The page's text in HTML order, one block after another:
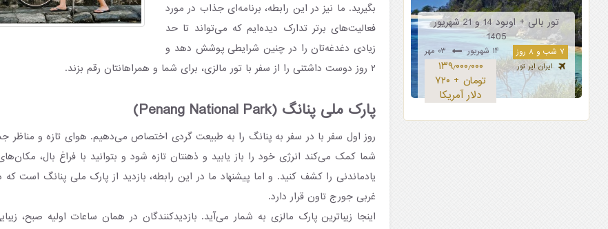
بگیرید. ما نیز در این رابطه، برنامه‌ای جذاب در مورد
فعالیت‌های برتر تدارک دیده‌ایم که می‌تواند تا حد
زیادی دغدغه‌تان را در چنین شرایطی پوشش دهد و
۲ روز دوست داشتنی را از سفر با تور مالزی، برای شما و همراهانتان رقم بزند.
پارک ملی پنانگ (Penang National Park)
روز اول سفر با در سفر به پنانگ را به طبیعت گردی اختصاص می‌دهیم. هوای تازه و مناظر
شما کمک می‌کند انرژی خود را باز یابید و ذهنتان تازه شود و بتوانید با فراغ بال،
غربی جورج تاون قرار دارد.
اینجا زیباترین پارک مالزی به شمار می‌آید. بازدیدکنندگان در همان ساعات اولیه صبح،
تور بالی + اوبود 14 و 21 شهریور
1405
۷ شب و ۸ روز ۱۴ شهریور
ایران ایر تور
۱۳۹٫۰۰۰٫۰۰۰
تومان + ۷۲۰
دلار آمریکا